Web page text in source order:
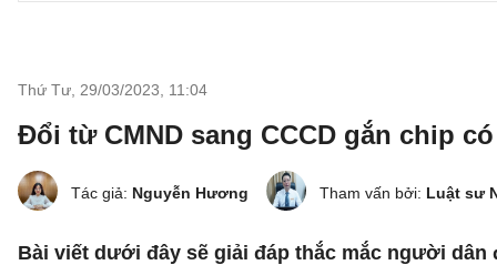
Thứ Tư, 29/03/2023 11:04
Đổi từ CMND sang CCCD gắn chip
Tác giả: Nguyễn Hương Tham vấn bởi: Luật sư
Bài viết dưới đây sẽ giải đáp thắc mắc người dân